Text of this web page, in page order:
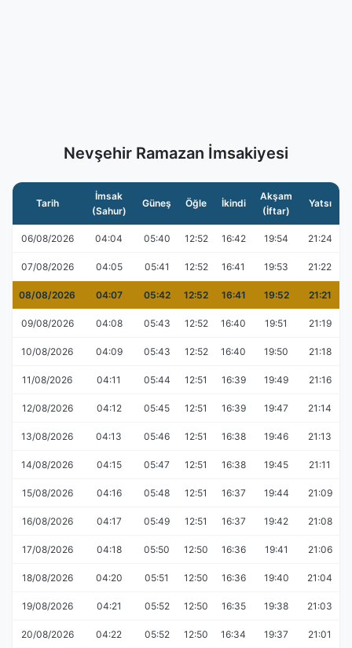
Nevşehir Ramazan İmsakiyesi
Tarih
İmsak
(Sahur)
Güneş Öğle İkindi
Akşam
(İftar)
Yatsı
06/08/2026 04:04 05:40 12:52 16:42 19:54 21:24
07/08/2026 04:05 05:41 12:52 16:41 19:53 21:22
08/08/2026 04:07 05:42 12:52 16:41 19:52 21:21
09/08/2026 04:08 05:43 12:52 16:40 19:51 21:19
10/08/2026 04:09 05:43 12:52 16:40 19:50 21:18
11/08/2026 04:11 05:44 12:51 16:39 19:49 21:16
12/08/2026 04:12 05:45 12:51 16:39 19:47 21:14
13/08/2026 04:13 05:46 12:51 16:38 19:46 21:13
14/08/2026 04:15 05:47 12:51 16:38 19:45 21:11
15/08/2026 04:16 05:48 12:51 16:37 19:44 21:09
16/08/2026 04:17 05:49 12:51 16:37 19:42 21:08
17/08/2026 04:18 05:50 12:50 16:36 19:41 21:06
18/08/2026 04:20 05:51 12:50 16:36 19:40 21:04
19/08/2026 04:21 05:52 12:50 16:35 19:38 21:03
20/08/2026 04:22 05:52 12:50 16:34 19:37 21:01